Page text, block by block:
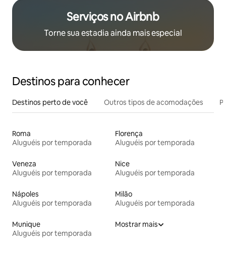
Serviços no Airbnb
Torne sua estadia ainda mais especial
Destinos para conhecer
Destinos perto de você Outros tipos de acomodações
Roma
Aluguéis por temporada
Florença
Aluguéis por temporada
Veneza
Aluguéis por temporada
Nice
Aluguéis por temporada
Nápoles
Aluguéis por temporada
Milão
Aluguéis por temporada
Munique
Aluguéis por temporada
Mostrar mais